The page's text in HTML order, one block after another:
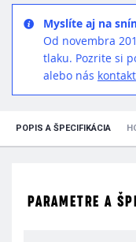
Myslíte aj na
Od novembra
tlaku. Pozrite si
alebo nás
POPIS A ŠPECIFIKÁCIA
PARAMETRE A